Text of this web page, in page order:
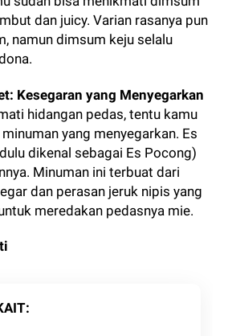
dan juicy. Varian rasanya pun
namun dimsum keju selalu
Kesegaran yang Menyegarkan
hidangan pedas, tentu kamu
yang menyegarkan. Es
dikenal sebagai Es Pocong)
Minuman ini terbuat dari
dan perasan jeruk nipis yang
meredakan pedasnya mie.